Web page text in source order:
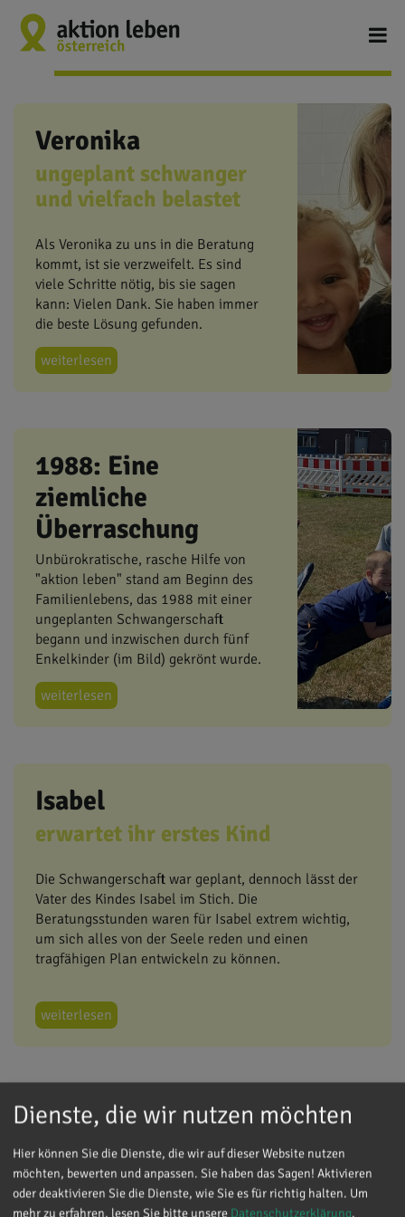
Veronika
ungeplant schwanger
und vielfach belastet
Als Veronika zu uns in die Beratung
kommt, ist sie verzweifelt. Es sind
viele Schritte nötig, bis sie sagen
kann: Vielen Dank. Sie haben immer
die beste Lösung gefunden.
weiterlesen
1988: Eine
ziemliche
Überraschung
Unbürokratische, rasche Hilfe von
"aktion leben" stand am Beginn des
Familienlebens, das 1988 mit einer
ungeplanten Schwangerschaft
begann und inzwischen durch fünf
Enkelkinder (im Bild) gekrönt wurde.
weiterlesen
Isabel
erwartet ihr erstes Kind
Die Schwangerschaft war geplant, dennoch lässt der
Vater des Kindes Isabel im Stich. Die
Beratungsstunden waren für Isabel extrem wichtig,
um sich alles von der Seele reden und einen
tragfähigen Plan entwickeln zu können.
weiterlesen
Franziska und Friedrich
Große Veränderungen durch die
Schwangerschaft
Dienste, die wir nutzen möchten
Hier können Sie die Dienste, die wir auf dieser Website nutzen
möchten, bewerten und anpassen. Sie haben das Sagen! Aktivieren
oder deaktivieren Sie die Dienste, wie Sie es für richtig halten. Um
mehr zu erfahren, lesen Sie bitte unsere Datenschutzerklärung.